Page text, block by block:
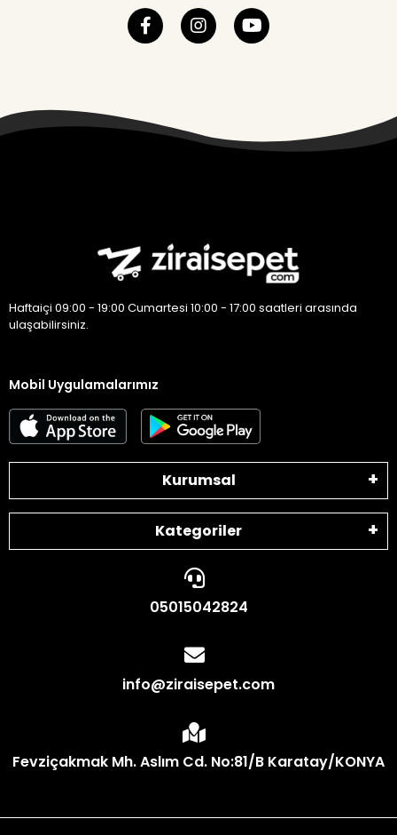
Haftaiçi 09:00 - 19:00 Cumartesi 10:00 - 17:00 saatleri arasında
ulaşabilirsiniz.
Mobil Uygulamalarımız
Kurumsal
Kategoriler
05015042824
info@ziraisepet.com
Fevziçakmak Mh. Aslım Cd. No:81/B Karatay/KONYA